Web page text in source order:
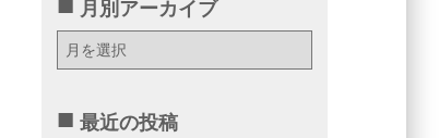
月別アーカイブ
月
別
カ 最近の投稿